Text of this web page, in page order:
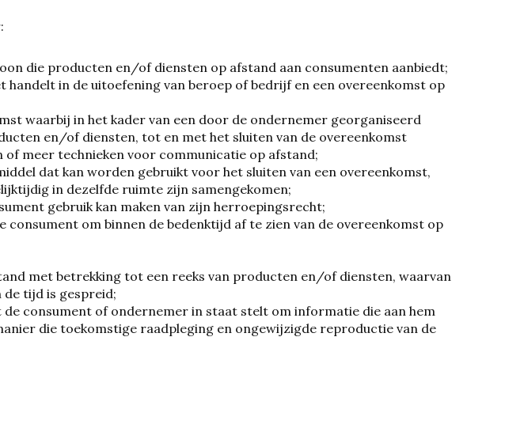
die producten en/of diensten op afstand aan consumenten aanbiedt;
handelt in de uitoefening van beroep of bedrijf en een overeenkomst op
waarbij in het kader van een door de ondernemer georganiseerd
en/of diensten, tot en met het sluiten van de overeenkomst
meer technieken voor communicatie op afstand;
dat kan worden gebruikt voor het sluiten van een overeenkomst,
in dezelfde ruimte zijn samengekomen;
gebruik kan maken van zijn herroepingsrecht;
om binnen de bedenktijd af te zien van de overeenkomst op
met betrekking tot een reeks van producten en/of diensten, waarvan
tijd is gespreid;
de consument of ondernemer in staat stelt om informatie die aan hem
die toekomstige raadpleging en ongewijzigde reproductie van de